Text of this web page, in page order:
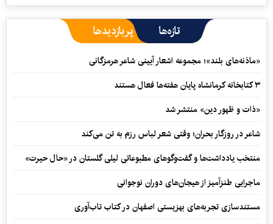
تازه‌ها پربازدیدها
«ماذنه‌های بلند»؛ مجموعه اشعار آیینی شاعر هرمزگانی
۳ کتابخانه کرمانشاه پایان هفته‌ها فعال هستند
«ذات و ظهور دین» منتشر شد
شاعر در روزگار بحران؛ وقتی شعر لباس رزم به تن می‌کند
منتخب یادداشت‌ها و گفت‌وگوهای مطبوعاتی لیلی گلستان در «حال حیرت»
ماجرایی طنزآمیز از هیجان‌های دوران نوجوانی
مستندسازی تجربه‌های بهزیستی اصفهان در کتاب تاب‌آوری